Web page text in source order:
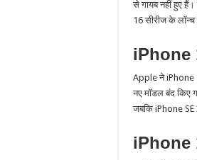
से गायब नहीं हुए
16 सीरीज के
iPhone
Apple ने iPhone
नए मॉडल बंद किए
जबकि iPhone SE
iPhone